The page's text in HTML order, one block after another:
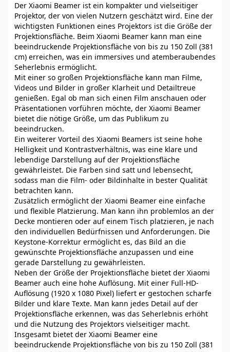
Der Xiaomi Beamer ist ein kompakter und vielseitiger
Projektor, der von vielen Nutzern geschätzt wird. Eine der
wichtigsten Funktionen eines Projektors ist die Größe der
Projektionsfläche. Beim Xiaomi Beamer kann man eine
beeindruckende Projektionsfläche von bis zu 150 Zoll (381
cm) erreichen, was ein immersives und atemberaubendes
Seherlebnis ermöglicht.
Mit einer so großen Projektionsfläche kann man Filme,
Videos und Bilder in großer Klarheit und Detailtreue
genießen. Egal ob man sich einen Film anschauen oder
Präsentationen vorführen möchte, der Xiaomi Beamer
bietet die nötige Größe, um das Publikum zu
beeindrucken.
Ein weiterer Vorteil des Xiaomi Beamers ist seine hohe
Helligkeit und Kontrastverhältnis, was eine klare und
lebendige Darstellung auf der Projektionsfläche
gewährleistet. Die Farben sind satt und lebensecht,
sodass man die Film- oder Bildinhalte in bester Qualität
betrachten kann.
Zusätzlich ermöglicht der Xiaomi Beamer eine einfache
und flexible Platzierung. Man kann ihn problemlos an der
Decke montieren oder auf einem Tisch platzieren, je nach
den individuellen Bedürfnissen und Anforderungen. Die
Keystone-Korrektur ermöglicht es, das Bild an die
gewünschte Projektionsfläche anzupassen und eine
gerade Darstellung zu gewährleisten.
Neben der Größe der Projektionsfläche bietet der Xiaomi
Beamer auch eine hohe Auflösung. Mit einer Full-HD-
Auflösung (1920 x 1080 Pixel) liefert er gestochen scharfe
Bilder und klare Texte. Man kann jedes Detail auf der
Projektionsfläche erkennen, was das Seherlebnis erhöht
und die Nutzung des Projektors vielseitiger macht.
Insgesamt bietet der Xiaomi Beamer eine
beeindruckende Projektionsfläche von bis zu 150 Zoll (381